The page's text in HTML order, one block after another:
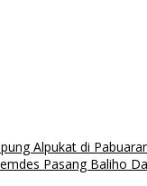
Alpukat di
Pasang Baliho